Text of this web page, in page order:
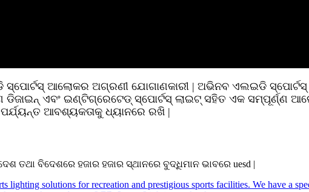
ଆଲୋକର ଅଗ୍ରଣୀ ଯୋଗାଣକାରୀ | ଅଭିନବ ଏଲଇଡି
ଡିଜାଇନ୍ ଏବଂ ଇଣ୍ଟିଗ୍ରେଟେଡ୍ ସ୍ପୋର୍ଟସ୍ ଲାଇଟ୍ ସହିତ ଏକ ସମ୍ପୂର୍ଣ୍ଣ
ପର୍ଯ୍ୟନ୍ତ ଆବଶ୍ୟକତାକୁ ଧ୍ୟାନରେ ରଖି |
ତଥା ବିଦେଶରେ ହଜାର ହଜାର ସ୍ଥାନରେ ବୁଦ୍ଧିମାନ ଭାବରେ uesd |